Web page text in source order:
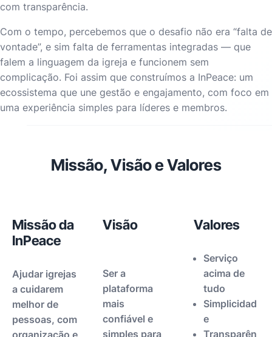
com transparência.
Com o tempo, percebemos que o desafio não era “falta de
vontade”, e sim falta de ferramentas integradas — que
falem a linguagem da igreja e funcionem sem
complicação. Foi assim que construímos a InPeace: um
ecossistema que une gestão e engajamento, com foco em
uma experiência simples para líderes e membros.
Missão, Visão e Valores
Missão da
InPeace
Ajudar igrejas
a cuidarem
melhor de
pessoas, com
organização e
Visão
Ser a
plataforma
mais
confiável e
simples para
Valores
Serviço
acima de
tudo
Simplicidad
e
Transparên